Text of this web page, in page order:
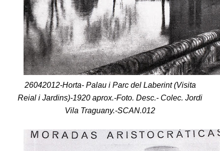
26042012-Horta- Palau i Parc del Laberint (Visita
Reial i Jardins)-1920 aprox.-Foto. Desc.- Colec. Jordi
Vila Traguany.-SCAN.012